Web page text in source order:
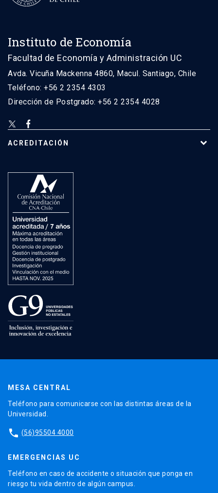
Instituto de Economía
Facultad de Economía y Administración UC
Avda. Vicuña Mackenna 4860, Macul. Santiago, Chile
Teléfono: +56 2 2354 4303
Dirección de Postgrado: +56 2 2354 4028
ACREDITACIÓN
MESA CENTRAL
Teléfono para comunicarse con las distintas áreas de la
Universidad.
phone (56)95504 4000
EMERGENCIAS UC
Teléfono en caso de accidente o situación que ponga en
riesgo tu vida dentro de algún campus.